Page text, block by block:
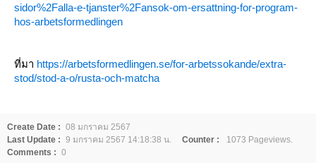
sidor%2Falla-e-tjanster%2Fansok-om-ersattning-for-program-
hos-arbetsformedlingen
ที่มา https://arbetsformedlingen.se/for-arbetssokande/extra-
stod/stod-a-o/rusta-och-matcha
Create Date : 08 มกราคม 2567
Last Update : 9 มกราคม 2567 14:18:38 น. Counter :
1073 Pageviews.
Comments : 0